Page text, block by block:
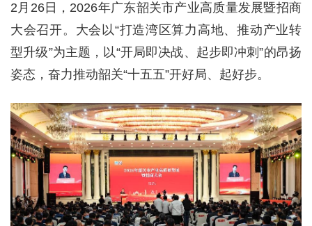
2月26日，2026年广东韶关市产业高质量发展暨招商
大会召开。大会以“打造湾区算力高地、推动产业转
型升级”为主题，以“开局即决战、起步即冲刺”的昂扬
姿态，奋力推动韶关“十五五”开好局、起好步。